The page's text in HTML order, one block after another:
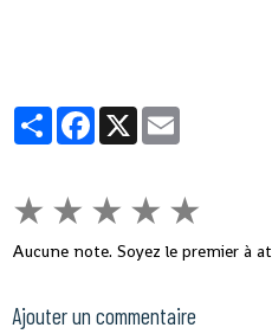
PartagerFacebook
X
★ ★ ★ ★ ★
Aucune note. Soyez le premier à
Ajouter un commentaire